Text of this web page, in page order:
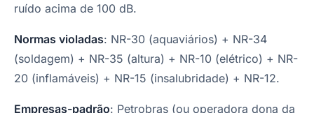
ruído acima de 100 dB.
Normas violadas: NR-30 (aquaviários) + NR-34
(soldagem) + NR-35 (altura) + NR-10 (elétrico) + NR-
20 (inflamáveis) + NR-15 (insalubridade) + NR-12.
Empresas-padrão: Petrobras (ou operadora dona da